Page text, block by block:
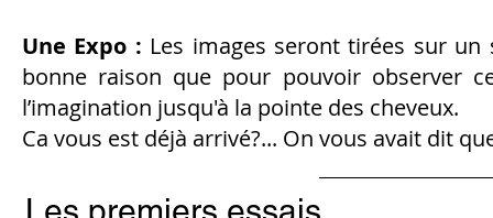
Une Expo : Les images seront tirées sur
bonne raison que pour pouvoir observer
l’imagination jusqu'à la pointe des cheveux.
Ca vous est déjà arrivé?... On vous avait dit